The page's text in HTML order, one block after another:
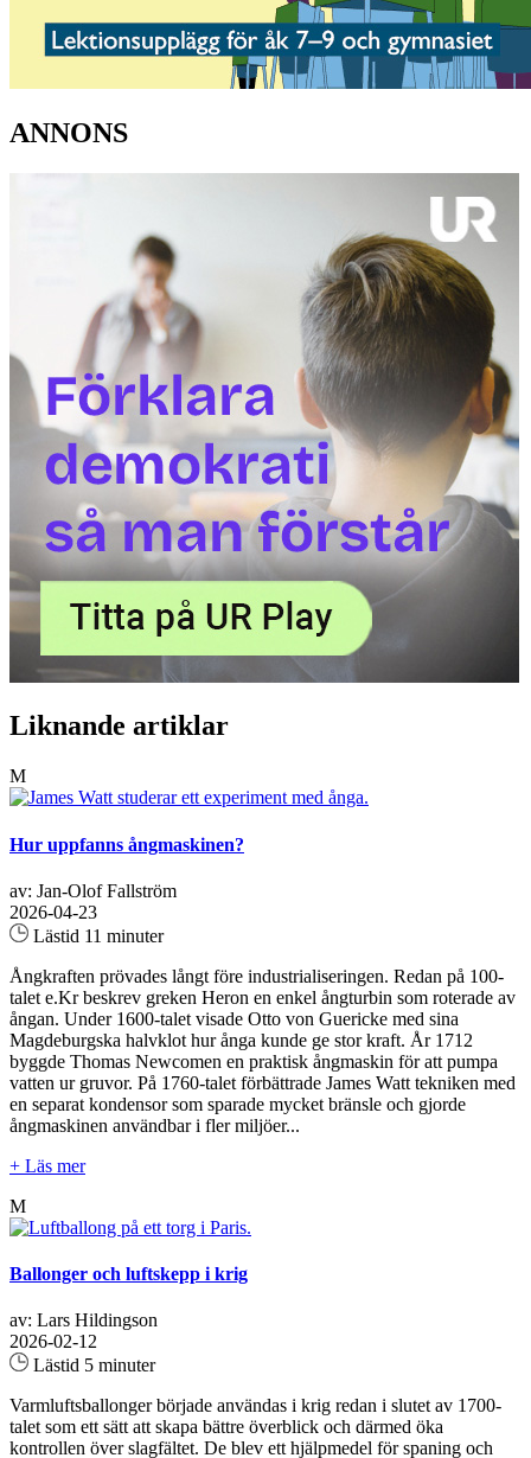
ANNONS
Liknande artiklar
M
Hur uppfanns ångmaskinen?
av: Jan-Olof Fallström
2026-04-23
Lästid 11 minuter
Ångkraften prövades långt före industrialiseringen. Redan på 100-
talet e.Kr beskrev greken Heron en enkel ångturbin som roterade av
ångan. Under 1600-talet visade Otto von Guericke med sina
Magdeburgska halvklot hur ånga kunde ge stor kraft. År 1712
byggde Thomas Newcomen en praktisk ångmaskin för att pumpa
vatten ur gruvor. På 1760-talet förbättrade James Watt tekniken med
en separat kondensor som sparade mycket bränsle och gjorde
ångmaskinen användbar i fler miljöer...
+ Läs mer
M
Ballonger och luftskepp i krig
av: Lars Hildingson
2026-02-12
Lästid 5 minuter
Varmluftsballonger började användas i krig redan i slutet av 1700-
talet som ett sätt att skapa bättre överblick och därmed öka
kontrollen över slagfältet. De blev ett hjälpmedel för spaning och